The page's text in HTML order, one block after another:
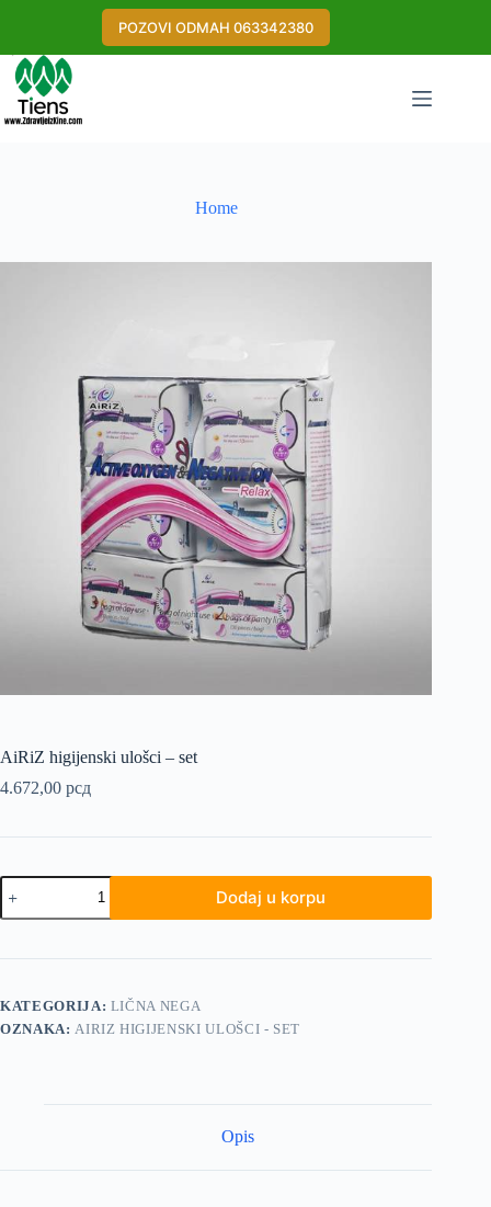
POZOVI ODMAH 063342380
Home
AiRiZ higijenski ulošci – set
4.672,00 рсд
AiRiZ
higijenski
ulošci
set
Dodaj u korpu
KATEGORIJA: LIČNA NEGA
OZNAKA: AIRIZ HIGIJENSKI ULOŠCI - SET
Opis